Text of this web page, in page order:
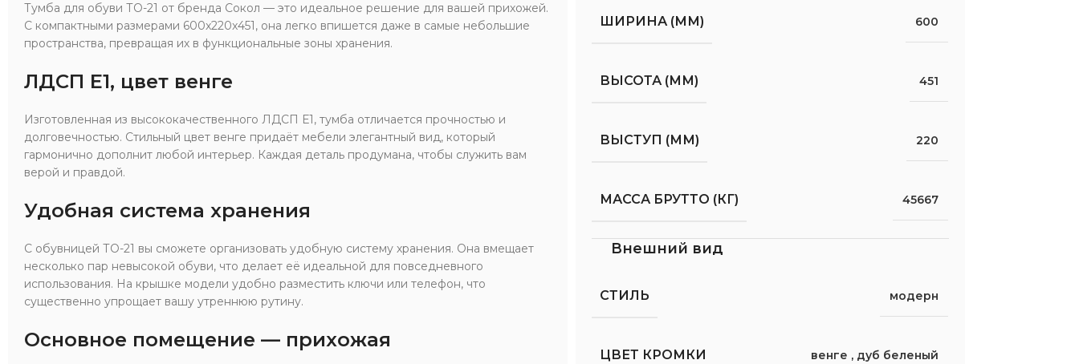
Тумба для обуви ТО-21 от бренда Сокол — это идеальное решение для вашей прихожей.
С компактными размерами 600x220x451, она легко впишется даже в самые небольшие
пространства, превращая их в функциональные зоны хранения.
ЛДСП Е1, цвет венге
Изготовленная из высококачественного ЛДСП Е1, тумба отличается прочностью и
долговечностью. Стильный цвет венге придаёт мебели элегантный вид, который
гармонично дополнит любой интерьер. Каждая деталь продумана, чтобы служить вам
верой и правдой.
Удобная система хранения
С обувницей ТО-21 вы сможете организовать удобную систему хранения. Она вмещает
несколько пар невысокой обуви, что делает её идеальной для повседневного
использования. На крышке модели удобно разместить ключи или телефон, что
существенно упрощает вашу утреннюю рутину.
Основное помещение — прихожая
ШИРИНА (ММ) 600
ВЫСОТА (ММ) 451
ВЫСТУП (ММ) 220
МАССА БРУТТО (КГ) 45667
Внешний вид
СТИЛЬ модерн
ЦВЕТ КРОМКИ венге , дуб беленый